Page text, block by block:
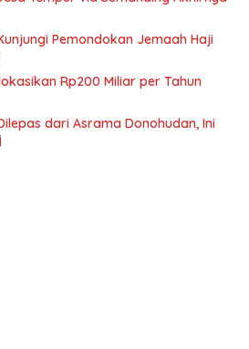
Pemondokan Jemaah Haji
Rp200 Miliar per Tahun
dari Asrama Donohudan, Ini